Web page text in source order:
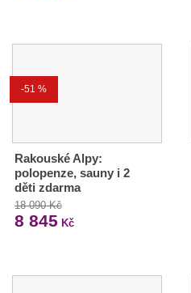
-51 %
Rakouské Alpy:
polopenze, sauny i 2
děti zdarma
18 090 Kč
8 845 Kč